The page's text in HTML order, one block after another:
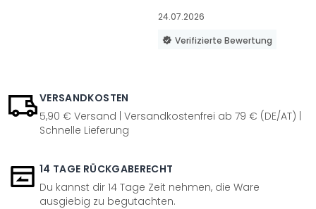
24.07.2026
Verifizierte Bewertung
VERSANDKOSTEN
5,90 € Versand | Versandkostenfrei ab 79 € (DE/AT) |
Schnelle Lieferung
14 TAGE RÜCKGABERECHT
Du kannst dir 14 Tage Zeit nehmen, die Ware
ausgiebig zu begutachten.